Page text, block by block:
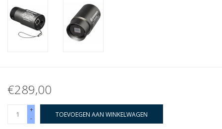
Cadeaubonnen
€289,00
+
-
TOEVOEGEN AAN WINKELWAGEN